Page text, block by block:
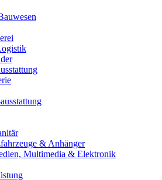
& Anhänger
Multimedia & Elektronik